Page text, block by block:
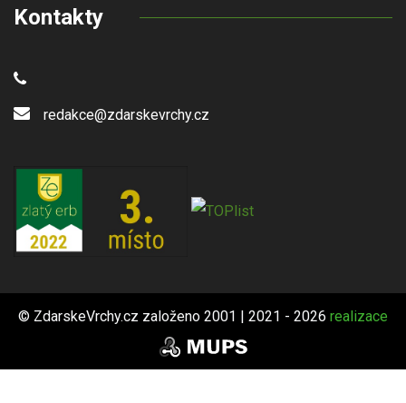
Kontakty
redakce@zdarskevrchy.cz
© ZdarskeVrchy.cz založeno 2001 | 2021 - 2026 realizace